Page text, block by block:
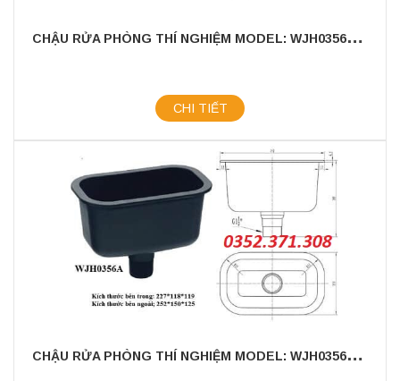
C
HẬU RỬA PHÒNG THÍ NGHIỆM MODEL: WJH0356E - CHẤT LIỆU NHỰA PP CAO CẤP
CHI TIẾT
C
HẬU RỬA PHÒNG THÍ NGHIỆM MODEL: WJH0356A - CHẤT LIỆU NHỰA PP CAO CẤP